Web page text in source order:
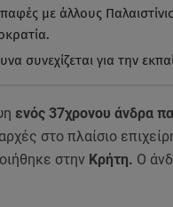
με άλλους
συνεχίζεται για την
ενός 37χρονου άνδρα
στο πλαίσιο
στηνΚρήτη. O